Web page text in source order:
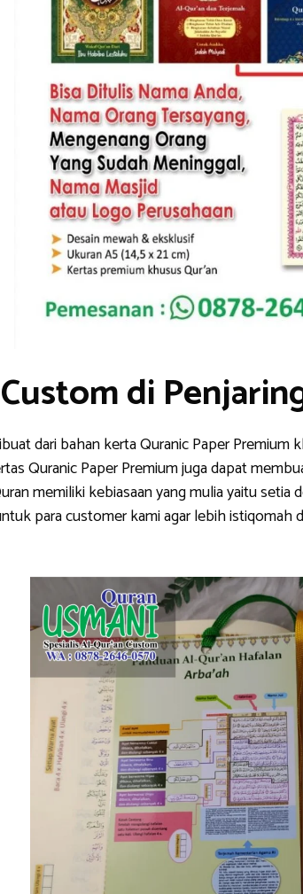
di
dari bahan kerta Quranic Paper
Quranic Paper Premium juga dapat
memiliki kebiasaan yang mulia yaitu
para customer kami agar lebih istiqomah